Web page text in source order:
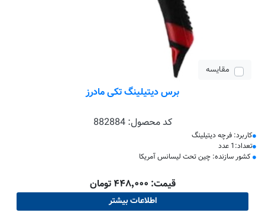
مقایسه
برس دیتیلینگ تکی مادرز
کد محصول:882884
کاربرد: فرچه دیتیلینگ
تعداد:1 عدد
کشور سازنده: چین تحت لیسانس آمریکا
قیمت: ۴۴۸٬۰۰۰ تومان
اطلاعات بیشتر